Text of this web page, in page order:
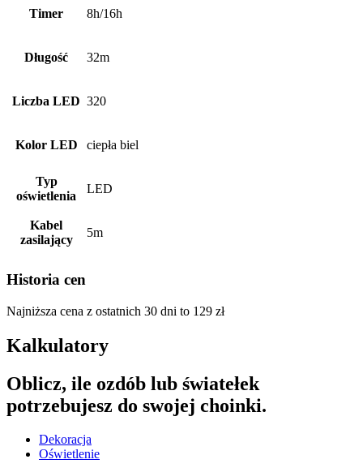
Timer 8h/16h
Długość 32m
Liczba LED 320
Kolor LED ciepła biel
Typ
oświetlenia
LED
Kabel
zasilający
5m
Historia cen
Najniższa cena z ostatnich 30 dni to 129 zł
Kalkulatory
Oblicz, ile ozdób lub światełek
potrzebujesz do swojej choinki.
Dekoracja
Oświetlenie